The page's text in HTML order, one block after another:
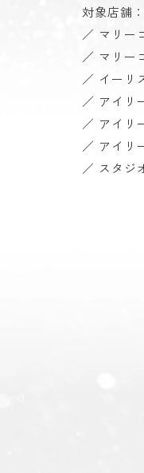
対象店舗
／ マリー
／ マリー
／ イーリ
／ アイリ
／ アイリ
／ アイリ
／ スタジ